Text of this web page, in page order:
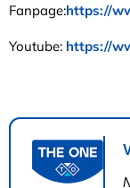
Fanpage:https://
Youtube: https://